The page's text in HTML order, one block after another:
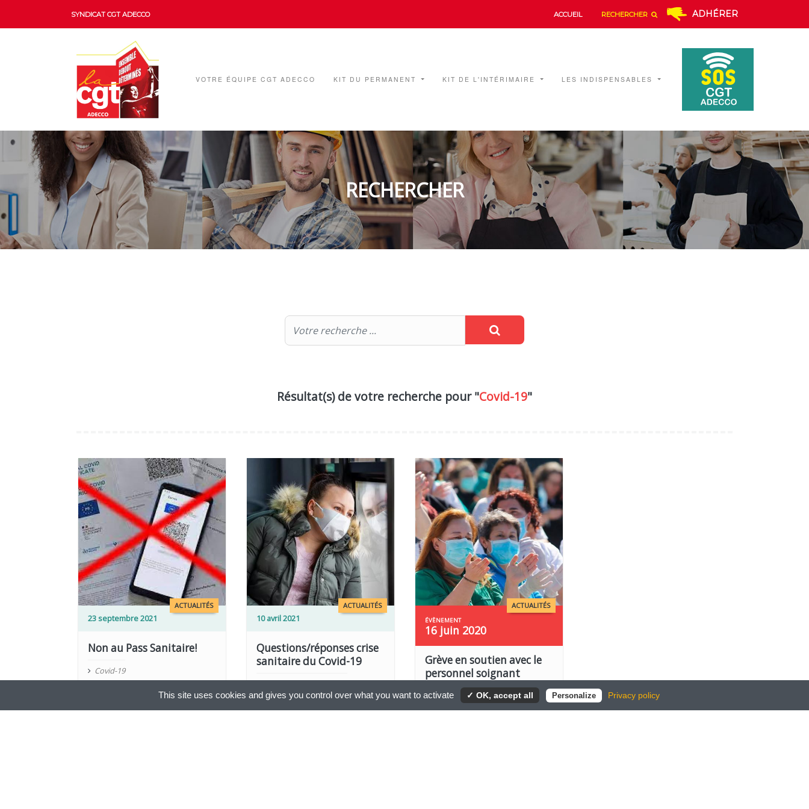
SYNDICAT CGT ADECCO ACCUEIL RECHERCHER ADHÉRER
VOTRE ÉQUIPE CGT ADECCO KIT DU PERMANENT KIT DE L'INTÉRIMAIRE LES INDISPENSABLES
RECHERCHER
Résultat(s) de votre recherche pour "Covid-19"
ACTUALITÉS
23 septembre 2021
Non au Pass Sanitaire!
Covid-19
LIRE PLUS
ACTUALITÉS
10 avril 2021
Questions/réponses crise
sanitaire du Covid-19
Covid-19,Crise sanitaire
LIRE PLUS
ACTUALITÉS
16 juin 2020
Grève en soutien avec le
personnel soignant
Grève de soutien ,Personnel
This site uses cookies and gives you control over what you want to activate ✓ OK, accept all Personalize Privacy policy